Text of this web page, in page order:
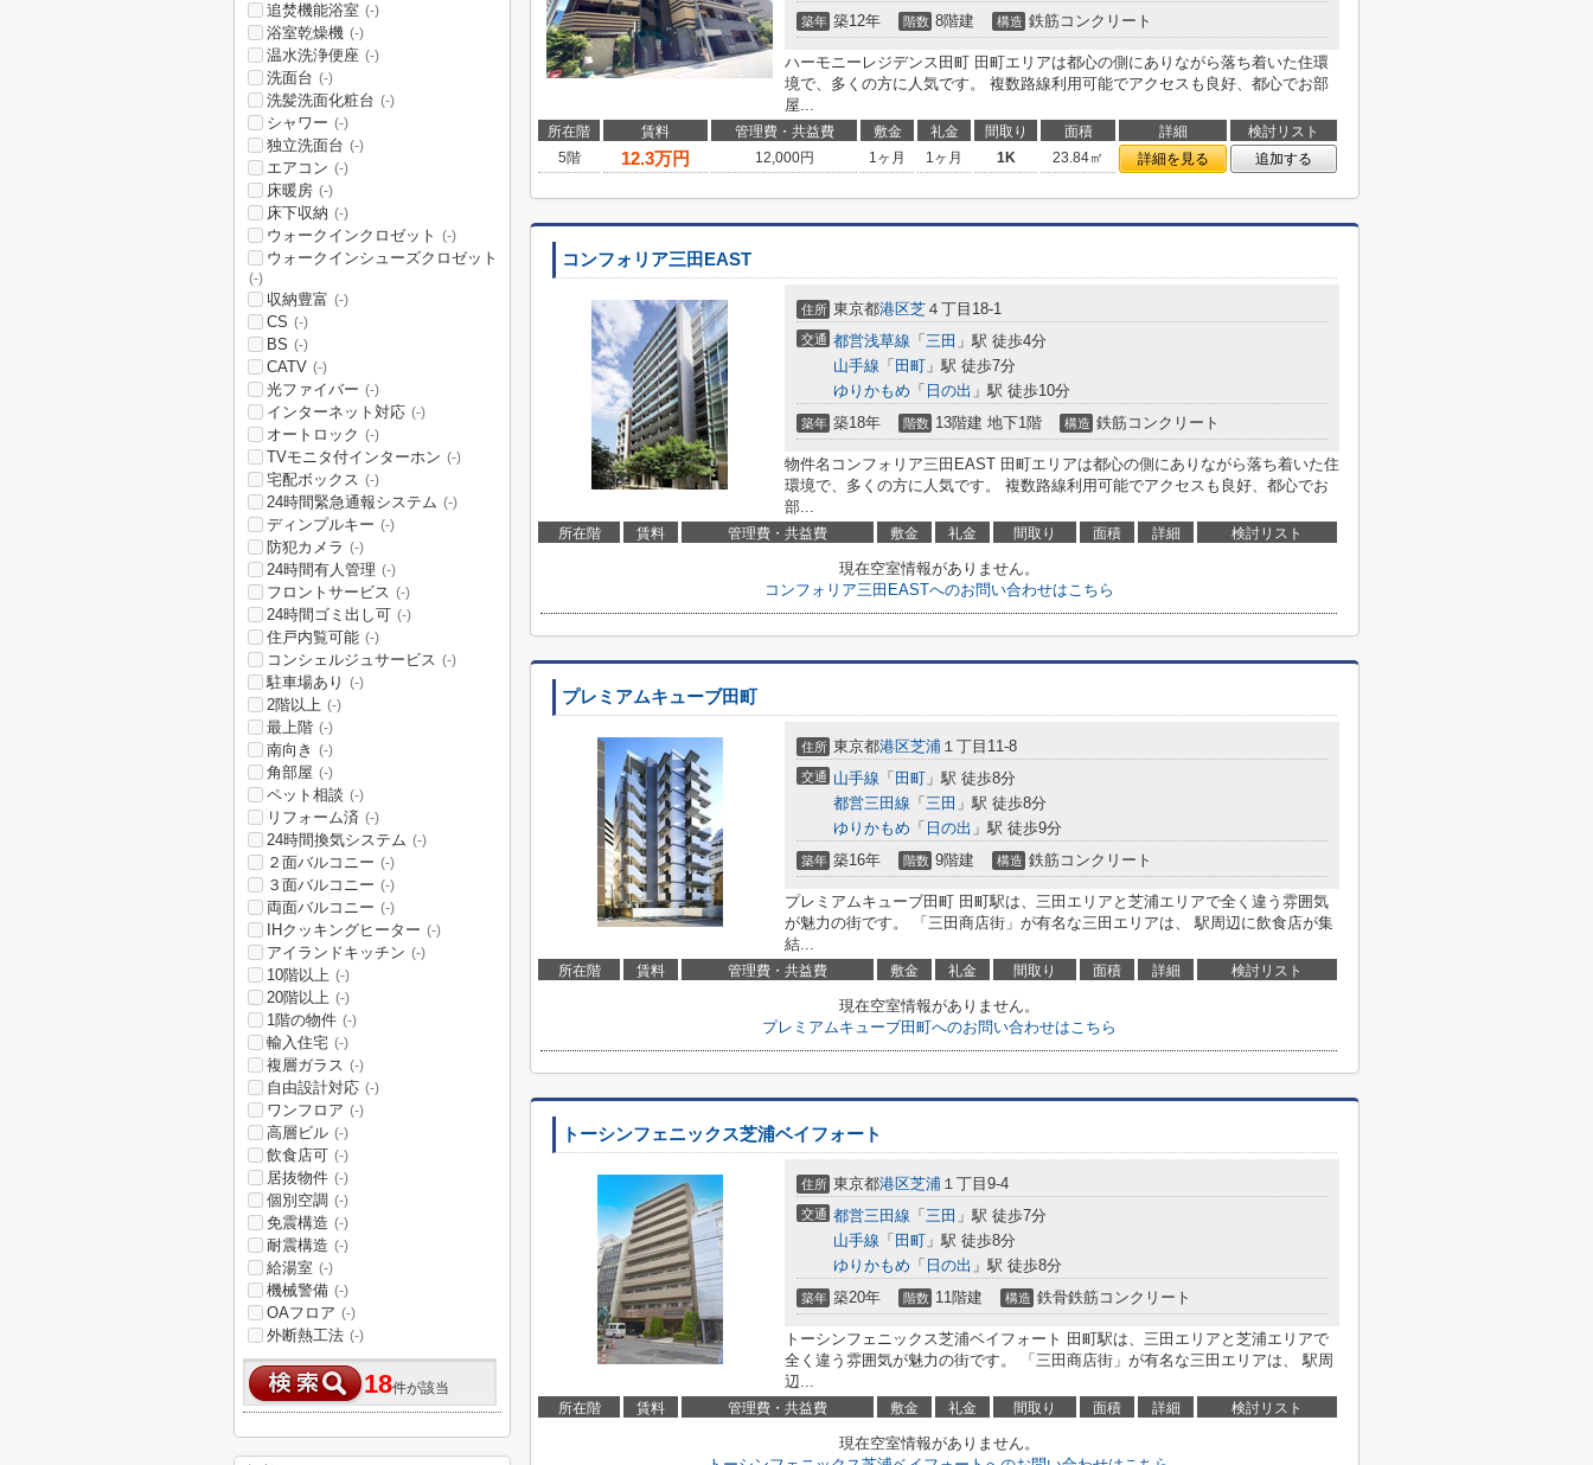
築年 築12年 階数 8階建 構造 鉄筋コンクリート
ハーモニーレジデンス田町 田町エリアは都心の側にありながら落ち着いた住環
境で、多くの方に人気です。 複数路線利用可能でアクセスも良好、都心でお部
屋...
所在階 賃料 管理費・共益費 敷金 礼金 間取り 面積 詳細
検討リスト
5階
12.3万円 12,000円 1ヶ月 1ヶ月 1K 23.84㎡ 詳細を見る 追加する
コンフォリア三田EAST
住所 東京都港区芝 ４丁目18-1
交通 都営浅草線 「 三田 」駅 徒歩4分
山手線 「 田町 」駅 徒歩7分
ゆりかもめ 「 日の出 」駅 徒歩10分
築年 築18年 階数 13階建 地下1階 構造 鉄筋コンクリート
物件名コンフォリア三田EAST 田町エリアは都心の側にありながら落ち着いた住
環境で、多くの方に人気です。 複数路線利用可能でアクセスも良好、都心でお
部...
所在階 賃料 管理費・共益費 敷金 礼金 間取り 面積 詳細 検討リスト
現在空室情報がありません。
コンフォリア三田EASTへのお問い合わせはこちら
プレミアムキューブ田町
住所 東京都港区芝浦 １丁目11-8
交通 山手線 「 田町 」駅 徒歩8分
都営三田線 「 三田 」駅 徒歩8分
ゆりかもめ 「 日の出 」駅 徒歩9分
築年 築16年 階数 9階建 構造 鉄筋コンクリート
プレミアムキューブ田町 田町駅は、三田エリアと芝浦エリアで全く違う雰囲気
が魅力の街です。 「三田商店街」が有名な三田エリアは、 駅周辺に飲食店が集
結...
所在階 賃料 管理費・共益費 敷金 礼金 間取り 面積 詳細 検討リスト
現在空室情報がありません。
プレミアムキューブ田町へのお問い合わせはこちら
トーシンフェニックス芝浦ベイフォート
住所 東京都港区芝浦 １丁目9-4
交通 都営三田線 「 三田 」駅 徒歩7分
山手線 「 田町 」駅 徒歩8分
ゆりかもめ 「 日の出 」駅 徒歩8分
築年 築20年 階数 11階建 構造 鉄骨鉄筋コンクリート
トーシンフェニックス芝浦ベイフォート 田町駅は、三田エリアと芝浦エリアで
全く違う雰囲気が魅力の街です。 「三田商店街」が有名な三田エリアは、 駅周
辺...
所在階 賃料 管理費・共益費 敷金 礼金 間取り 面積 詳細 検討リスト
現在空室情報がありません。
追焚機能浴室 (-)
浴室乾燥機 (-)
温水洗浄便座 (-)
洗面台 (-)
洗髪洗面化粧台 (-)
シャワー (-)
独立洗面台 (-)
エアコン (-)
床暖房 (-)
床下収納 (-)
ウォークインクロゼット (-)
ウォークインシューズクロゼット
(-)
収納豊富 (-)
CS (-)
BS (-)
CATV (-)
光ファイバー (-)
インターネット対応 (-)
オートロック (-)
TVモニタ付インターホン (-)
宅配ボックス (-)
24時間緊急通報システム (-)
ディンプルキー (-)
防犯カメラ (-)
24時間有人管理 (-)
フロントサービス (-)
24時間ゴミ出し可 (-)
住戸内覧可能 (-)
コンシェルジュサービス (-)
駐車場あり (-)
2階以上 (-)
最上階 (-)
南向き (-)
角部屋 (-)
ペット相談 (-)
リフォーム済 (-)
24時間換気システム (-)
２面バルコニー (-)
３面バルコニー (-)
両面バルコニー (-)
IHクッキングヒーター (-)
アイランドキッチン (-)
10階以上 (-)
20階以上 (-)
1階の物件 (-)
輸入住宅 (-)
複層ガラス (-)
自由設計対応 (-)
ワンフロア (-)
高層ビル (-)
飲食店可 (-)
居抜物件 (-)
個別空調 (-)
免震構造 (-)
耐震構造 (-)
給湯室 (-)
機械警備 (-)
OAフロア (-)
外断熱工法 (-)
18件が該当